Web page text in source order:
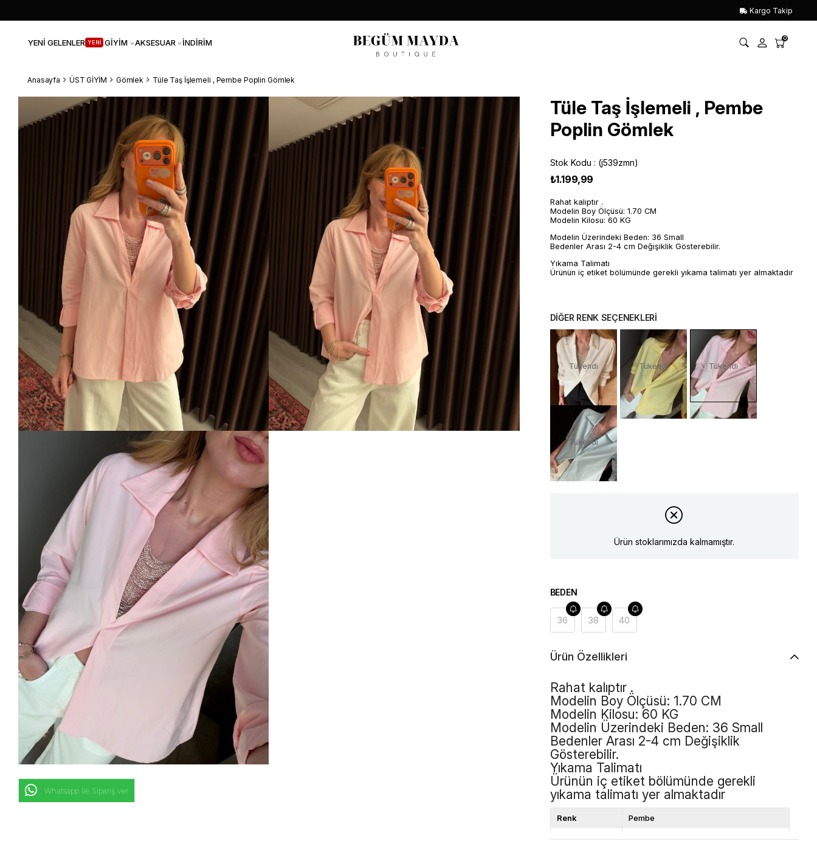
Kargo Takip
YENİ GELENLER YENİ GİYİM AKSESUAR İNDİRİM 0
Anasayfa ÜST GİYİM Gömlek Tüle Taş İşlemeli , Pembe Poplin Gömlek
Whatsapp İle Sipariş ver
Tüle Taş İşlemeli , Pembe
Poplin Gömlek
Stok Kodu (j539zmn)
₺1.199,99
Rahat kalıptır .
Modelin Boy Ölçüsü: 1.70 CM
Modelin Kilosu: 60 KG
Modelin Üzerindeki Beden: 36 Small
Bedenler Arası 2-4 cm Değişiklik Gösterebilir.
Yıkama Talimatı
Ürünün iç etiket bölümünde gerekli yıkama talimatı yer almaktadır
DİĞER RENK SEÇENEKLERİ
Tükendi Tükendi Tükendi
Tükendi
Ürün stoklarımızda kalmamıştır.
BEDEN
36 38 40
Ürün Özellikleri
Rahat kalıptır .
Modelin Boy Ölçüsü: 1.70 CM
Modelin Kilosu: 60 KG
Modelin Üzerindeki Beden: 36 Small
Bedenler Arası 2-4 cm Değişiklik
Gösterebilir.
Yıkama Talimatı
Ürünün iç etiket bölümünde gerekli
yıkama talimatı yer almaktadır
Renk Pembe
Kalıp Bol Kalıp